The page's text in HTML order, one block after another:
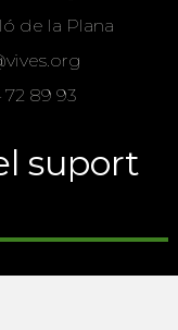
de la Plana
72 89 93
suport